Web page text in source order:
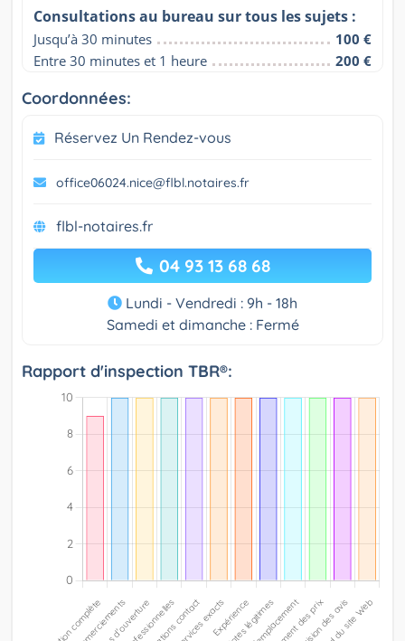
Consultations au bureau sur tous les sujets :
Jusqu’à 30 minutes
100 €
Entre 30 minutes et 1 heure
200 €
Coordonnées:
Réservez Un Rendez-vous
office06024.nice@flbl.notaires.fr
flbl-notaires.fr
04 93 13 68 68
Lundi - Vendredi : 9h - 18h
Samedi et dimanche : Fermé
Rapport d'inspection TBR®: